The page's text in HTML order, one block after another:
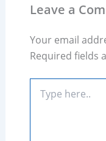
Leave a
Your email
Required fields
here..